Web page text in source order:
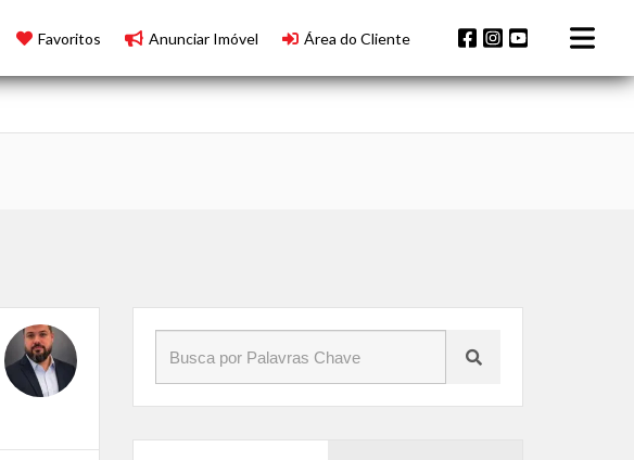
Favoritos Anunciar Imóvel Área do Cliente